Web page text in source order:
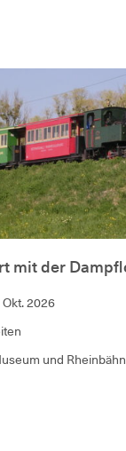
mit der
Okt. 2026
und